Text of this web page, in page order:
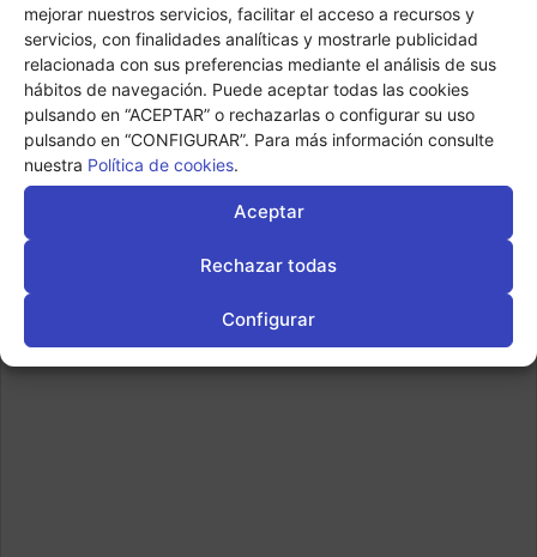
mejorar nuestros servicios, facilitar el acceso a recursos y
servicios, con finalidades analíticas y mostrarle publicidad
relacionada con sus preferencias mediante el análisis de sus
hábitos de navegación. Puede aceptar todas las cookies
pulsando en “ACEPTAR” o rechazarlas o configurar su uso
pulsando en “CONFIGURAR”. Para más información consulte
nuestra Política de cookies.
Aceptar
Rechazar todas
Configurar